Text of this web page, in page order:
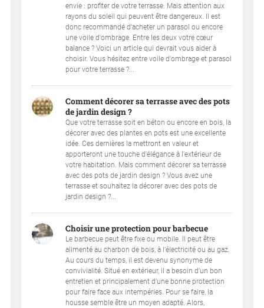
envie : profiter de votre terrasse. Mais attention aux
rayons du soleil qui peuvent être dangereux. Il est
donc recommandé d'acheter un parasol ou encore
une voile d'ombrage. Entre les deux votre cœur
balance ? Voici un article qui devrait vous aider à
choisir. Vous hésitez entre voile d'ombrage et parasol
pour votre terrasse ?...
Comment décorer sa terrasse avec des pots
de jardin design ?
Que votre terrasse soit en béton ou encore en bois, la
décorer avec des plantes en pots est une excellente
idée. Ces dernières la mettront en valeur et
apporteront une touche d'élégance à l'extérieur de
votre habitation. Mais comment décorer sa terrasse
avec des pots de jardin design ? Vous avez une
terrasse et souhaitez la décorer avec des pots de
jardin design ?...
Choisir une protection pour barbecue
Le barbecue peut être fixe ou mobile. Il peut être
alimenté au charbon de bois, à l’électricité ou au gaz.
Au cours du temps, il est devenu synonyme de
convivialité. Situé en extérieur, il a besoin d’un bon
entretien et principalement d’une bonne protection
pour faire face aux intempéries. Pour se faire, la
housse semble être un moyen adapté. Alors,